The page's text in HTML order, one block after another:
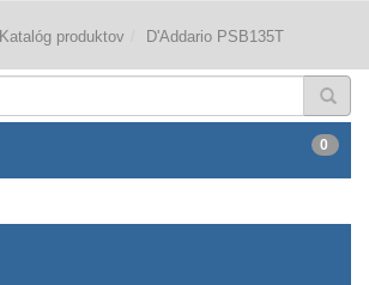
Katalóg produktov D'Addario PSB135T
0